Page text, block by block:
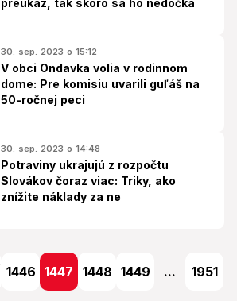
preukaz, tak skoro sa ho nedočká
30. sep. 2023 o 15:12
V obci Ondavka volia v rodinnom
dome: Pre komisiu uvarili guľáš na
50-ročnej peci
30. sep. 2023 o 14:48
Potraviny ukrajujú z rozpočtu
Slovákov čoraz viac: Triky, ako
znížite náklady za ne
1446 1447 1448 1449 ... 1951